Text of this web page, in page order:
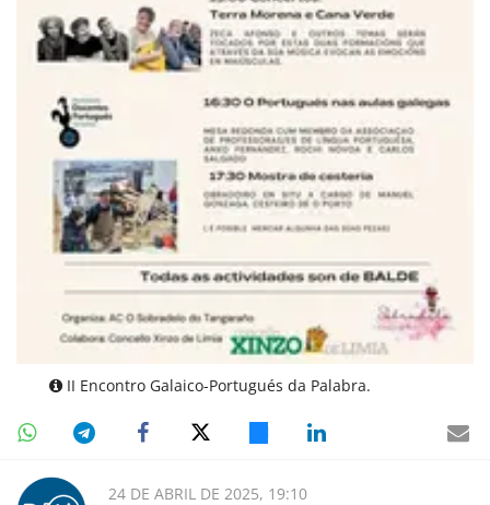
II Encontro Galaico-Portugués da Palabra.
24 DE ABRIL DE 2025, 19:10